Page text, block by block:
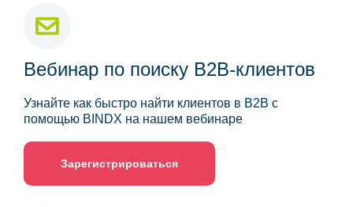
Вебинар по поиску B2B-клиентов
Узнайте как быстро найти клиентов в B2B с
помощью BINDX на нашем вебинаре
Зарегистрироваться